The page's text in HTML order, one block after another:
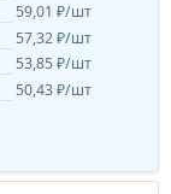
59,01 ₽/шт
57,32 ₽/шт
53,85 ₽/шт
50,43 ₽/шт